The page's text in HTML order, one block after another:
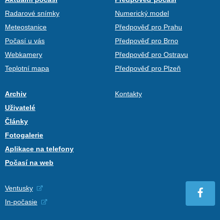
Radarové snímky
Meteostanice
Počasí u vás
Webkamery
Teplotní mapa
Numerický model
Předpověď pro Prahu
Předpověď pro Brno
Předpověď pro Ostravu
Předpověď pro Plzeň
Archiv
Uživatelé
Články
Fotogalerie
Aplikace na telefony
Počasí na web
Kontakty
Ventusky
In-počasie